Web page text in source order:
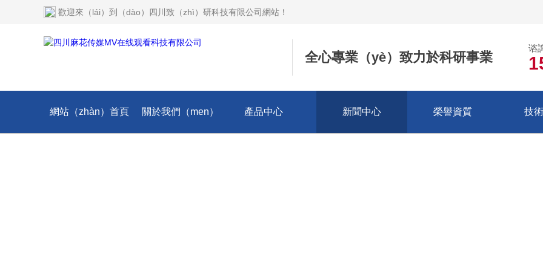
歡迎來（lái）到（dào） 四川致（zhì）研科技有限公司網站 ！
全心專業（yè）致力於科研事業
谘
網站（zhàn）首頁 關於我們（men） 產品中心 新聞中心 榮譽資質 技